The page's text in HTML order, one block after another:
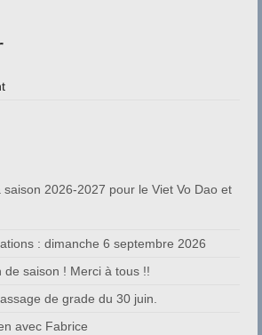
saison 2026-2027 pour le Viet Vo Dao et
: dimanche 6 septembre 2026
de saison ! Merci à tous !!
de grade du 30 juin.
avec Fabrice